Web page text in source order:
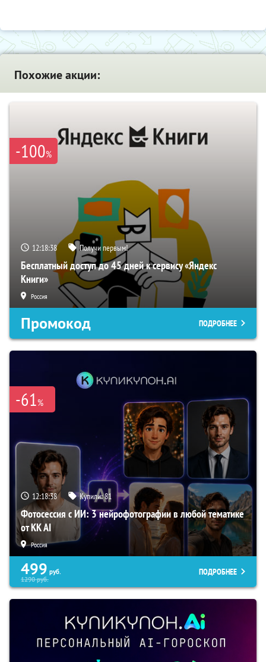
Похожие акции:
-100%
12:18:37 Получи первым!
Бесплатный доступ до 45 дней к сервису «Яндекс
Книги»
Россия
Промокод ПОДРОБНЕЕ
-61%
12:18:37 Купили:81
Фотосессия с ИИ: 3 нейрофотографии в любой тематике
от KK AI
Россия
499 руб.
1290руб.
ПОДРОБНЕЕ